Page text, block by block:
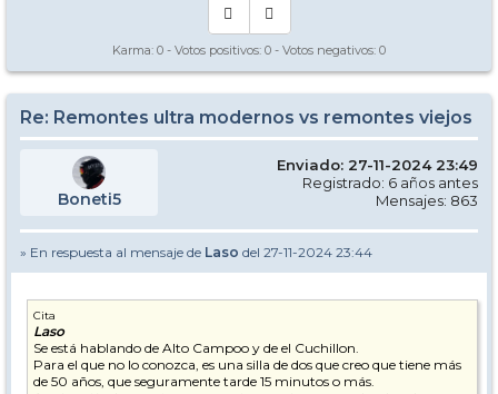
Karma: 0 - Votos positivos: 0 - Votos negativos: 0
Re: Remontes ultra modernos vs remontes viejos
Boneti5
Enviado: 27-11-2024 23:49
Registrado: 6 años antes
Mensajes: 863
» En respuesta al mensaje de Laso del 27-11-2024 23:44
Cita
Laso
Se está hablando de Alto Campoo y de el Cuchillon.
Para el que no lo conozca, es una silla de dos que creo que tiene más
de 50 años, que seguramente tarde 15 minutos o más.